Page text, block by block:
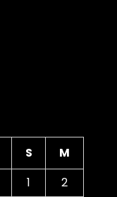
S
M
1
2